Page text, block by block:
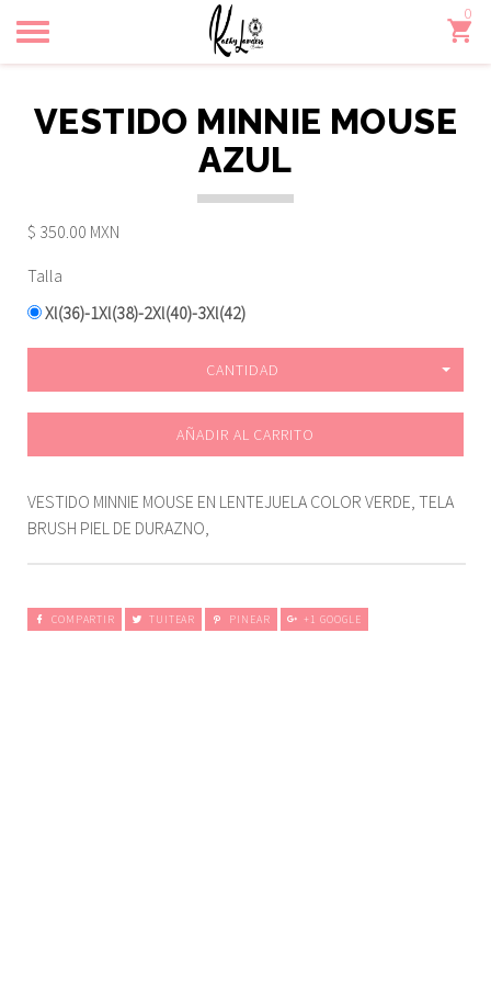
Toggle
navigation
0
VESTIDO MINNIE MOUSE
AZUL
$ 350.00 MXN
Talla
Xl(36)-1Xl(38)-2Xl(40)-3Xl(42)
CANTIDAD
AÑADIR AL CARRITO
VESTIDO MINNIE MOUSE EN LENTEJUELA COLOR VERDE, TELA
BRUSH PIEL DE DURAZNO,
COMPARTIR TUITEAR PINEAR +1 GOOGLE